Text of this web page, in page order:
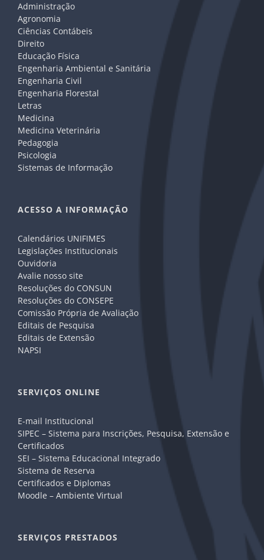
Administração
Agronomia
Ciências Contábeis
Direito
Educação Física
Engenharia Ambiental e Sanitária
Engenharia Civil
Engenharia Florestal
Letras
Medicina
Medicina Veterinária
Pedagogia
Psicologia
Sistemas de Informação
ACESSO A INFORMAÇÃO
Calendários UNIFIMES
Legislações Institucionais
Ouvidoria
Avalie nosso site
Resoluções do CONSUN
Resoluções do CONSEPE
Comissão Própria de Avaliação
Editais de Pesquisa
Editais de Extensão
NAPSI
SERVIÇOS ONLINE
E-mail Institucional
SIPEC – Sistema para Inscrições, Pesquisa, Extensão e
Certificados
SEI – Sistema Educacional Integrado
Sistema de Reserva
Certificados e Diplomas
Moodle – Ambiente Virtual
SERVIÇOS PRESTADOS